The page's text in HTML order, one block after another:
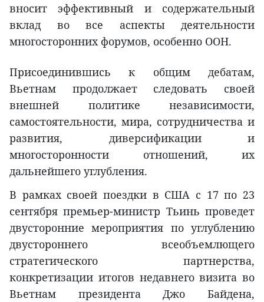
вносит эффективный и содержательный
вклад во все аспекты деятельности
многосторонних форумов, особенно ООН.
Присоединившись к общим дебатам,
Вьетнам продолжает следовать своей
внешней политике независимости,
самостоятельности, мира, сотрудничества и
развития, диверсификации и
многосторонности отношений, их
дальнейшего углубления.
В рамках своей поездки в США с 17 по 23
сентября премьер-министр Тьинь проведет
двусторонние мероприятия по углублению
двустороннего всеобъемлющего
стратегического партнерства,
конкретизации итогов недавнего визита во
Вьетнам президента Джо Байдена,